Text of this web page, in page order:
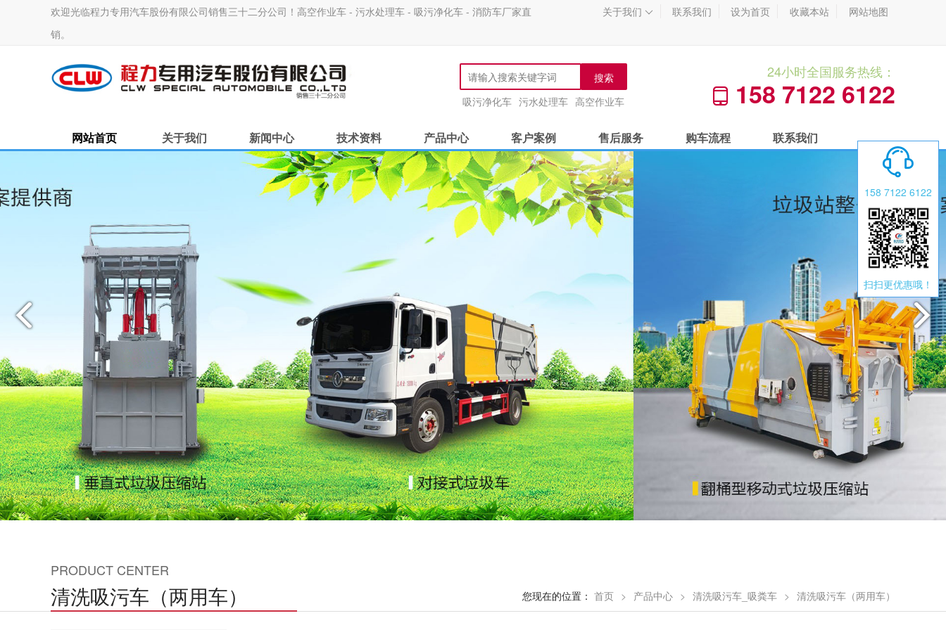
欢迎光临程力专用汽车股份有限公司销售三十二分公司！高空作业车 - 污水处理车 - 吸污净化车 - 消防车厂家直
销。
关于我们  联系我们 设为首页 收藏本站 网站地图
搜索
吸污净化车 污水处理车 高空作业车
24小时全国服务热线：
 158 7122 6122
网站首页 关于我们 新闻中心 技术资料 产品中心 客户案例 售后服务 购车流程 联系我们
PRODUCT CENTER
清洗吸污车（两用车） 您现在的位置： 首页 > 产品中心 > 清洗吸污车_吸粪车 > 清洗吸污车（两用车）

158 7122 6122
扫扫更优惠哦！